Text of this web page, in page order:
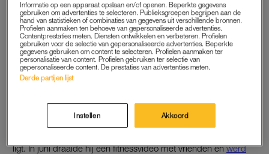
nabehandeling komt, “maar ook hier sta ik met een positieve
gedachte in”.
ONGELUK
Voor nu doet Roelvink geen verdere mededelingen. “Maar
about how hard you can get hit, and keep moving forward
ligt. In juni draaide hij een fitnessvideo met vrienden enwerd
Informatie op een apparaat opslaan en/of openen. Beperkte gegevens
gebruiken om advertenties te selecteren. Publieksgroepen begrijpen aan de
hand van statistieken of combinaties van gegevens uit verschillende bronnen.
Profielen aanmaken ten behoeve van gepersonaliseerde advertenties.
Contentprestaties meten. Diensten ontwikkelen en verbeteren. Profielen
gebruiken voor de selectie van gepersonaliseerde advertenties. Beperkte
gegevens gebruiken om content te selecteren. Profielen aanmaken ter
personalisatie van content. Profielen gebruiken ter selectie van
gepersonaliseerde content. De prestaties van advertenties meten.
Derde partijen lijst
Instellen Akkoord